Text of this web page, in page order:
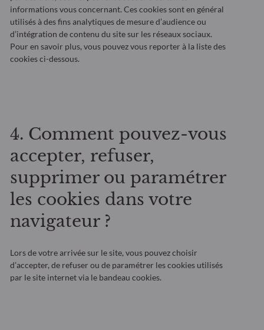
informations vous concernant. Ces cookies sont en général
utilisés à des fins analytiques de mesure d’audience ou
d’intégration de contenu du site sur les réseaux sociaux.
Pour en savoir plus, vous pouvez vous reporter à la liste des
cookies ci-dessous.
4. Comment pouvez-vous
accepter, refuser,
supprimer ou paramétrer
les cookies dans votre
navigateur ?
Lors de votre arrivée sur le site, vous pouvez choisir
d’accepter, de refuser ou de paramétrer les cookies utilisés
par le site internet via le bandeau cookies.